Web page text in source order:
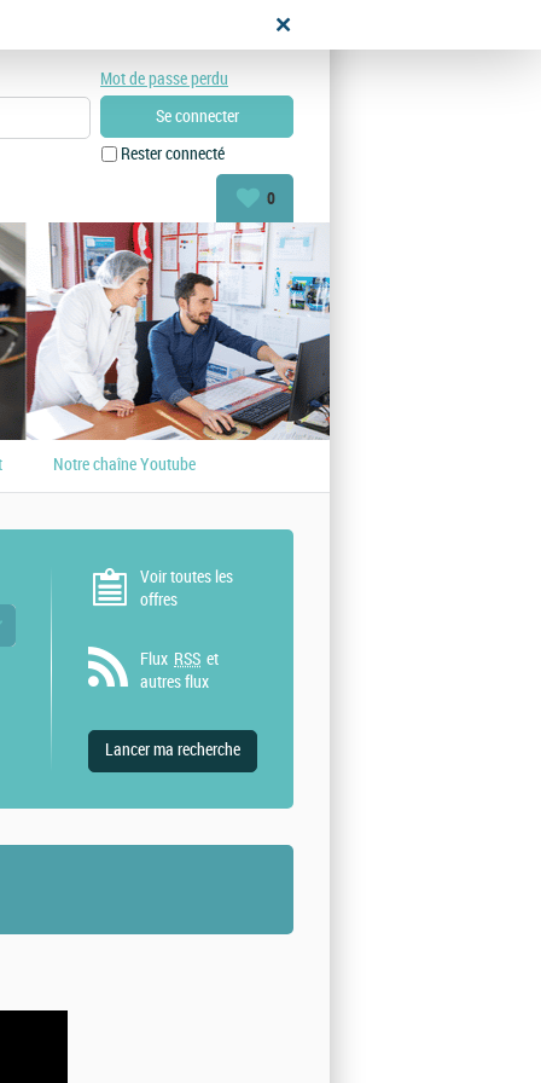
Rester connecté
Mot de passe perdu
0
Notre chaîne Youtube
Voir toutes les
offres
Flux RSS et
autres flux